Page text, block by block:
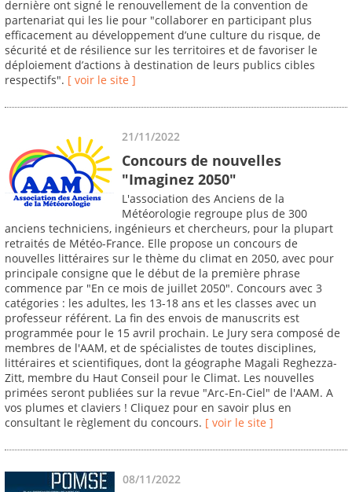
dernière ont signé le renouvellement de la convention de
partenariat qui les lie pour "collaborer en participant plus
efficacement au développement d’une culture du risque, de
sécurité et de résilience sur les territoires et de favoriser le
déploiement d’actions à destination de leurs publics cibles
respectifs". [ voir le site ]
21/11/2022
Concours de nouvelles
"Imaginez 2050"
L'association des Anciens de la
Météorologie regroupe plus de 300
anciens techniciens, ingénieurs et chercheurs, pour la plupart
retraités de Météo-France. Elle propose un concours de
nouvelles littéraires sur le thème du climat en 2050, avec pour
principale consigne que le début de la première phrase
commence par "En ce mois de juillet 2050". Concours avec 3
catégories : les adultes, les 13-18 ans et les classes avec un
professeur référent. La fin des envois de manuscrits est
programmée pour le 15 avril prochain. Le Jury sera composé de
membres de l'AAM, et de spécialistes de toutes disciplines,
littéraires et scientifiques, dont la géographe Magali Reghezza-
Zitt, membre du Haut Conseil pour le Climat. Les nouvelles
primées seront publiées sur la revue "Arc-En-Ciel" de l'AAM. A
vos plumes et claviers ! Cliquez pour en savoir plus en
consultant le règlement du concours. [ voir le site ]
08/11/2022